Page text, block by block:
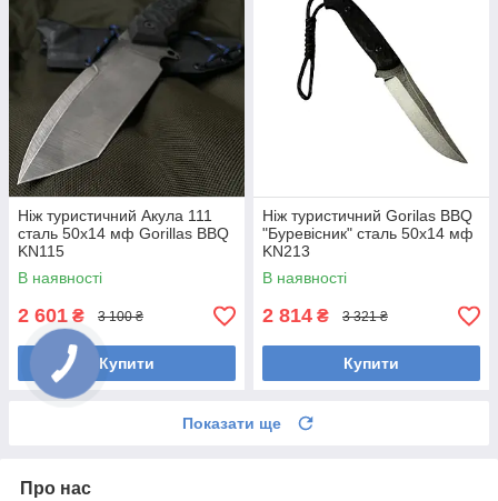
Ніж туристичний Акула 111
сталь 50х14 мф Gorillas BBQ
KN115
В наявності
2 601 ₴ 3 100 ₴
Купити
Ніж туристичний Gorilas BBQ
"Буревісник" сталь 50х14 мф
KN213
В наявності
2 814 ₴ 3 321 ₴
Купити
Показати ще
Про нас